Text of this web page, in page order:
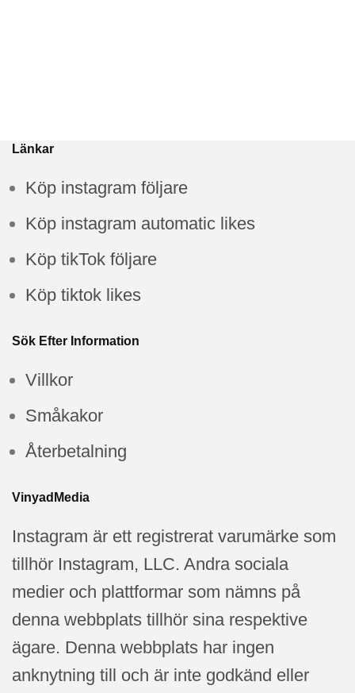
Länkar
Köp instagram följare
Köp instagram automatic likes
Köp tikTok följare
Köp tiktok likes
Sök Efter Information
Villkor
Småkakor
Återbetalning
VinyadMedia
Instagram är ett registrerat varumärke som
tillhör Instagram, LLC. Andra sociala
medier och plattformar som nämns på
denna webbplats tillhör sina respektive
ägare. Denna webbplats har ingen
anknytning till och är inte godkänd eller